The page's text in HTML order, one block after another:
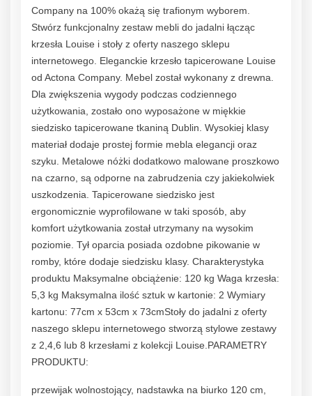
Company na 100% okażą się trafionym wyborem.
Stwórz funkcjonalny zestaw mebli do jadalni łącząc
krzesła Louise i stoły z oferty naszego sklepu
internetowego. Eleganckie krzesło tapicerowane Louise
od Actona Company. Mebel został wykonany z drewna.
Dla zwiększenia wygody podczas codziennego
użytkowania, zostało ono wyposażone w miękkie
siedzisko tapicerowane tkaniną Dublin. Wysokiej klasy
materiał dodaje prostej formie mebla elegancji oraz
szyku. Metalowe nóżki dodatkowo malowane proszkowo
na czarno, są odporne na zabrudzenia czy jakiekolwiek
uszkodzenia. Tapicerowane siedzisko jest
ergonomicznie wyprofilowane w taki sposób, aby
komfort użytkowania został utrzymany na wysokim
poziomie. Tył oparcia posiada ozdobne pikowanie w
romby, które dodaje siedzisku klasy. Charakterystyka
produktu Maksymalne obciążenie: 120 kg Waga krzesła:
5,3 kg Maksymalna ilość sztuk w kartonie: 2 Wymiary
kartonu: 77cm x 53cm x 73cmStoły do jadalni z oferty
naszego sklepu internetowego stworzą stylowe zestawy
z 2,4,6 lub 8 krzesłami z kolekcji Louise.PARAMETRY
PRODUKTU:
przewijak wolnostojący, nadstawka na biurko 120 cm,